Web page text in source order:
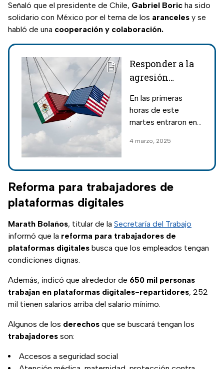
Señaló que el presidente de Chile, Gabriel Boric ha sido
solidario con México por el tema de los aranceles y se
habló de una cooperación y colaboración.
Responder a la
agresión
Trump con
aranceles sería
En las primeras
horas de este
martes entraron en
de Trump para
aquí te contamos
las cosecuencias de
la respuesta del
México
4 marzo, 2025
Reforma para trabajadores de
plataformas digitales
Marath Bolaños, titular de la Secretaría del Trabajo
informó que la reforma para trabajadores de
plataformas digitales busca que los empleados tengan
condiciones dignas.
Además, indicó que alrededor de 650 mil personas
trabajan en plataformas digitales-repartidores, 252
mil tienen salarios arriba del salario mínimo.
Algunos de los derechos que se buscará tengan los
trabajadores son:
Accesos a seguridad social